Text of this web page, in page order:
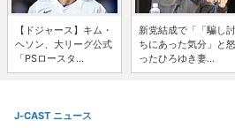
【ドジャース】キム・
ヘソン、大リーグ公式
「PSロースタ...
新党結成で「「騙し討
ちにあった気分」と怒
ったひろゆき妻...
J-CAST ニュース